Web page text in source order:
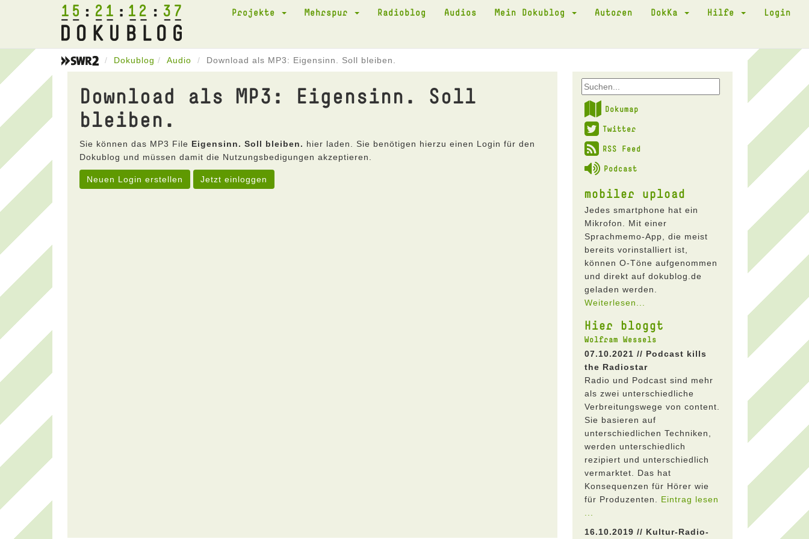
15 21 12 37 Projekte Mehrspur Radioblog Audios Mein Dokublog Autoren DokKa Hilfe Login
Dokublog Audio Download als MP3: Eigensinn. Soll bleiben.
Download als MP3: Eigensinn. Soll
bleiben.
Sie können das MP3 File Eigensinn. Soll bleiben. hier laden. Sie benötigen hierzu einen Login für den
Dokublog und müssen damit die Nutzungsbedigungen akzeptieren.
Neuen Login erstellen Jetzt einloggen
Dokumap
Twitter
RSS Feed
Podcast
mobiler upload
Jedes smartphone hat ein
Mikrofon. Mit einer
Sprachmemo-App, die meist
bereits vorinstalliert ist,
können O-Töne aufgenommen
und direkt auf dokublog.de
geladen werden.
Weiterlesen...
Hier bloggt
Wolfram Wessels
07.10.2021 // Podcast kills
the Radiostar
Radio und Podcast sind mehr
als zwei unterschiedliche
Verbreitungswege von content.
Sie basieren auf
unterschiedlichen Techniken,
werden unterschiedlich
rezipiert und unterschiedlich
vermarktet. Das hat
Konsequenzen für Hörer wie
für Produzenten. Eintrag lesen
16.10.2019 // Kultur-Radio-